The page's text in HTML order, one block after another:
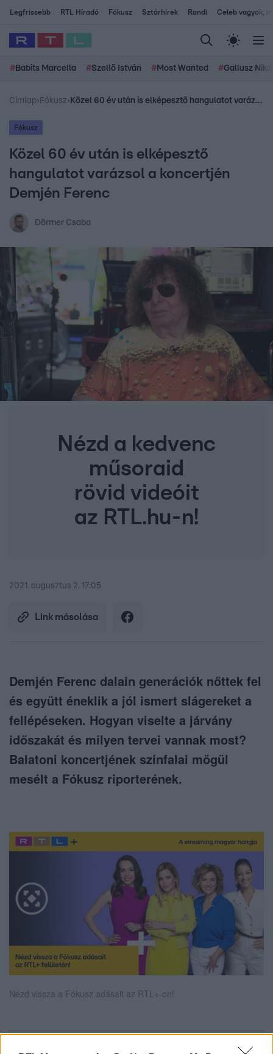
Legfrissebb RTL Híradó Fókusz Sztárhírek Randi Celeb vagyok,
# Babits Marcella #Szellő István # Most Wanted #Gallusz
Címlap› Fókusz› Közel 60 év után is elképesztő hangulatot varázsol a koncertjén Demjén Ferenc
Fókusz
Közel 60 év után is elképesztő
hangulatot varázsol a koncertjén
Demjén Ferenc
Dörmer Csaba
Nézd a kedvenc
műsoraid
rövid videóit
az RTL.hu-n!
2021. augusztus 2. 17:05
Link másolása
Demjén Ferenc dalain generációk nőttek fel
és együtt éneklik a jól ismert slágereket a
fellépéseken. Hogyan viselte a járvány
időszakát és milyen tervei vannak most?
Balatoni koncertjének színfalai mögül
mesélt a Fókusz riporterének.
Nézd vissza a Fókusz adásait az RTL+-on!